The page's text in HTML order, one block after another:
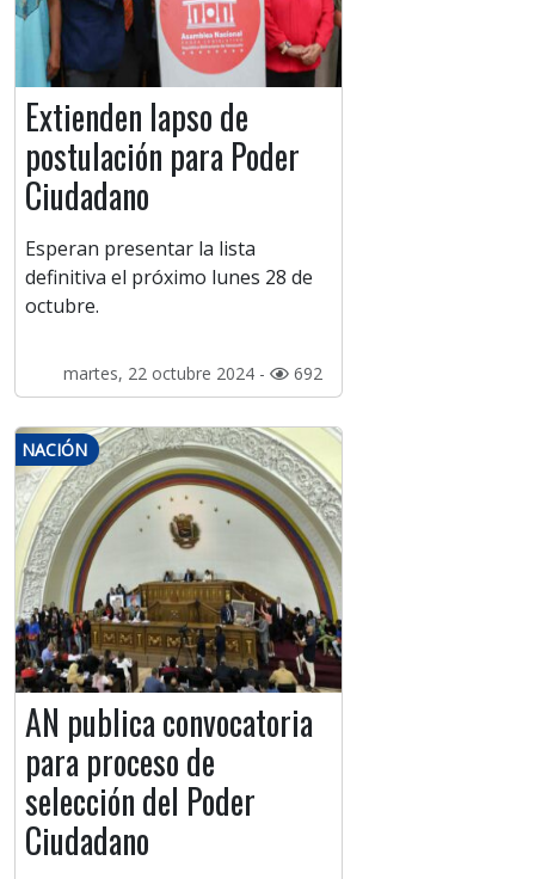
Extienden lapso de
postulación para Poder
Ciudadano
Esperan presentar la lista
definitiva el próximo lunes 28 de
octubre.
martes, 22 octubre 2024 - 692
NACIÓN
AN publica convocatoria
para proceso de
selección del Poder
Ciudadano